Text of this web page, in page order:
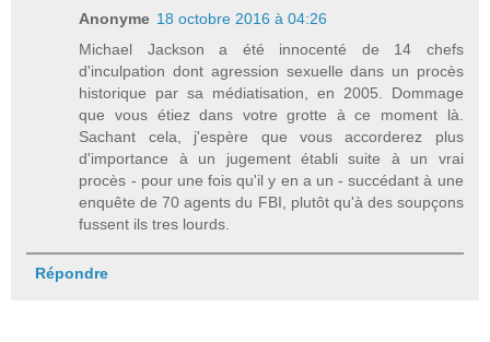
Anonyme 18 octobre 2016 à 04:26
Michael Jackson a été innocenté de 14 chefs
d'inculpation dont agression sexuelle dans un procès
historique par sa médiatisation, en 2005. Dommage
que vous étiez dans votre grotte à ce moment là.
Sachant cela, j'espère que vous accorderez plus
d'importance à un jugement établi suite à un vrai
procès - pour une fois qu'il y en a un - succédant à une
enquête de 70 agents du FBI, plutôt qu'à des soupçons
fussent ils tres lourds.
Répondre